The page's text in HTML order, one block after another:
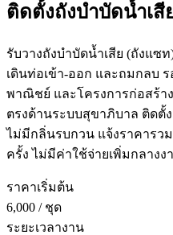
ติดตั้งถังบำบัดน้ำเสี
รับวางถังบำบัดน้ำเสีย (ถังแซ
เดินท่อเข้า-ออก และถมกลบ
พาณิชย์ และโครงการก่อสร้
ตรงด้านระบบสุขาภิบาล ติดตั้
ไม่มีกลิ่นรบกวน แจ้งราคารว
ครั้ง ไม่มีค่าใช้จ่ายเพิ่มกลางง
ราคาเริ่มต้น
6,000 / ชุด
ระยะเวลางาน